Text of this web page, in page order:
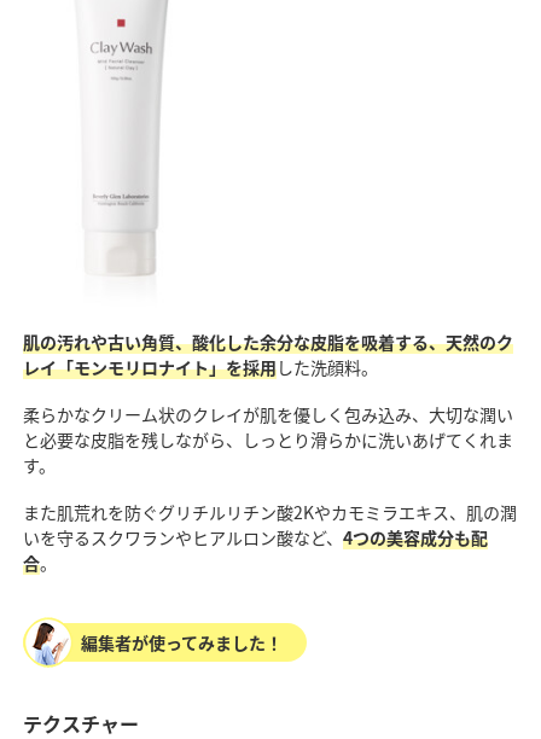
肌の汚れや古い角質、酸化した余分な皮脂を吸着する、天然のク
レイ「モンモリロナイト」を採用した洗顔料。
柔らかなクリーム状のクレイが肌を優しく包み込み、大切な潤い
と必要な皮脂を残しながら、しっとり滑らかに洗いあげてくれま
す。
また肌荒れを防ぐグリチルリチン酸2Kやカモミラエキス、肌の潤
いを守るスクワランやヒアルロン酸など、 4つの美容成分も配
合。
編集者が使ってみました！
テクスチャー